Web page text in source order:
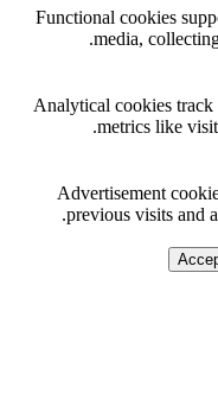
Functional cookies
media,
Analytical cookies
metrics like
Advertisement
previous visits and